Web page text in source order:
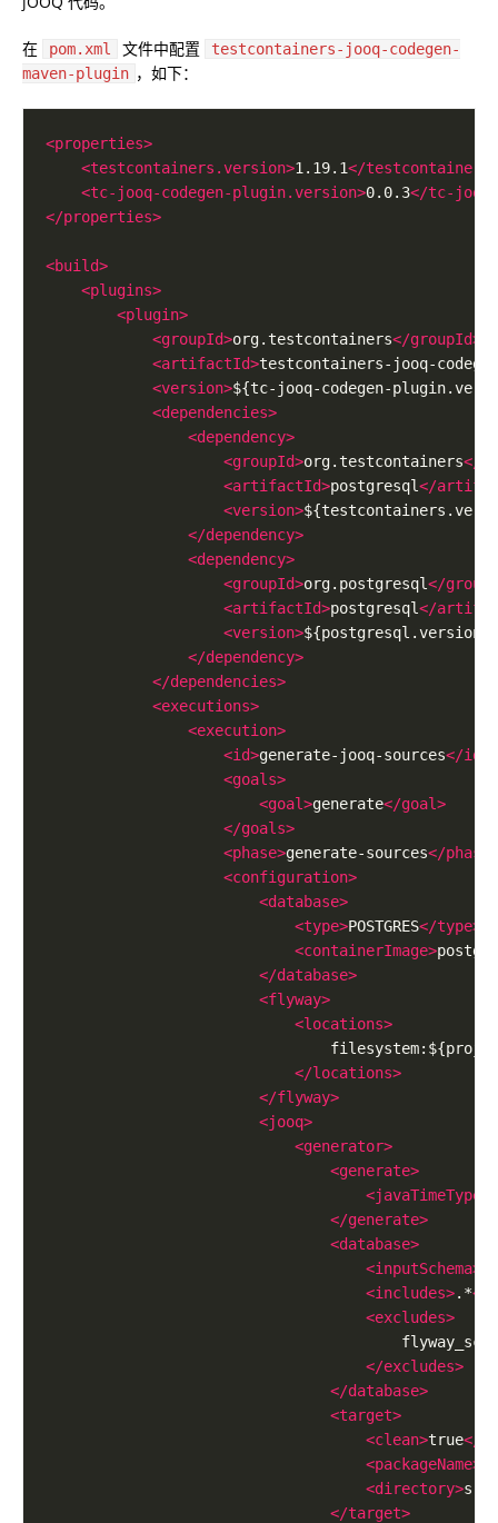
在 pom.xml 文件中配置
testcontainers-jooq-codegen-
maven-plugin ，如下：
<properties>
<testcontainers.version>1.19.1</
<tc-jooq-codegen-plugin.version>0.0.3</tc-jooq-
</properties>
<build>
<plugins>
<plugin>
<groupId>org.testcontainers</groupId>
<artifactId>testcontainers-jooq-
<version>${tc-jooq-codegen-
<dependencies>
<dependency>
<groupId>org.testcontainers</
<artifactId>postgresql</
<version>
</dependency>
<dependency>
<groupId>org.postgresql</
<artifactId>postgresql</
<version>${postgresql.version}
</dependency>
</dependencies>
<executions>
<execution>
<id>generate-jooq-sources</id>
<goals>
<goal>generate</goal>
</goals>
<phase>generate-sources</phase>
<configuration>
<database>
<type>POSTGRES</type>
<containerImage>
</database>
<flyway>
<locations>
</locations>
</flyway>
<jooq>
<generator>
<generate>
<javaTimeTypes>
</generate>
<database>
<inputSchema>
<includes>.*</
<excludes>
</excludes>
</database>
<target>
<clean>true</
<packageName>
<directory>
</target>